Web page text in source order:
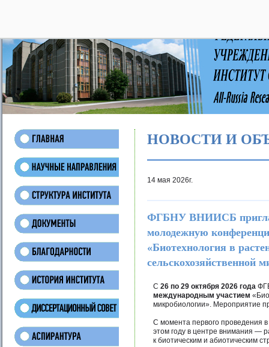
НОВОСТИ И
14 мая 2026г.
ФГБНУ ВНИИСБ
молодежную
«Биотехнология в
сельскохозяйственной
С 26 по 29 октября 2026 года
международным участием
микробиологии». Мероприятие
С момента первого проведения
этом году в центре внимания —
к биотическим и абиотическим